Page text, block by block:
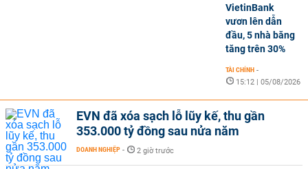
VietinBank
vươn lên dẫn
đầu, 5 nhà băng
tăng trên 30%
TÀI CHÍNH -
15:12 | 05/08/2026
EVN đã xóa sạch lỗ lũy kế, thu gần
353.000 tỷ đồng sau nửa năm
DOANH NGHIỆP - 2 giờ trước